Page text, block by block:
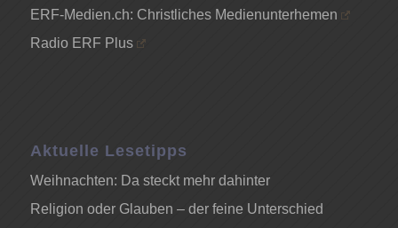
ERF-Medien.ch: Christliches Medienunterhemen
Radio ERF Plus
Aktuelle Lesetipps
Weihnachten: Da steckt mehr dahinter
Religion oder Glauben – der feine Unterschied